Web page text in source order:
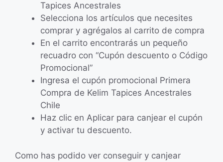
Tapices Ancestrales
Selecciona los artículos que necesites
comprar y agrégalos al carrito de compra
En el carrito encontrarás un pequeño
recuadro con “Cupón descuento o Código
Promocional”
Ingresa el cupón promocional Primera
Compra de Kelim Tapices Ancestrales
Chile
Haz clic en Aplicar para canjear el cupón
y activar tu descuento.
Como has podido ver conseguir y canjear